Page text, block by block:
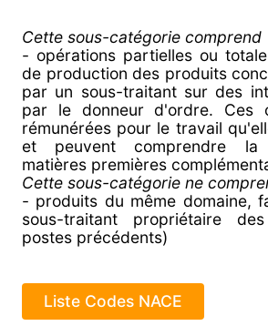
Cette sous-catégorie comprend
- opérations partielles ou
de production des produits
par un sous-traitant sur des
par le donneur d'ordre. Ces
rémunérées pour le travail
et peuvent comprendre
matières premières
Cette sous-catégorie ne
- produits du même domaine,
sous-traitant propriétaire
postes précédents)
Liste Codes NACE